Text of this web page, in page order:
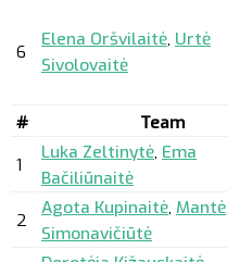
6
Elena Oršvilaitė, Urtė
Sivolovaitė
#
Team
1
Luka Zeltinytė, Ema
Bačiliūnaitė
2
Agota Kupinaitė, Mantė
Simonavičiūtė